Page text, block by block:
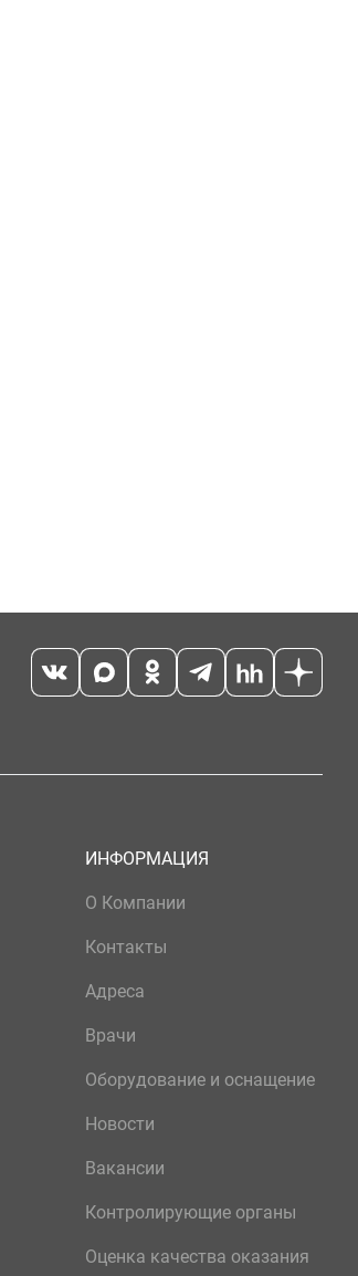
ИНФОРМАЦИЯ
О Компании
Контакты
Адреса
Врачи
Оборудование и оснащение
Новости
Вакансии
Контролирующие органы
Оценка качества оказания